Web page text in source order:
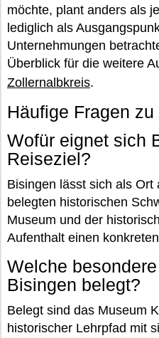
möchte, plant anders als
lediglich als
Unternehmungen
Überblick für die weitere
Zollernalbkreis.
Häufige Fragen
Wofür eignet sich
Reiseziel?
Bisingen lässt sich als
belegten historischen
Museum und der
Aufenthalt einen
Welche
Bisingen belegt?
Belegt sind das Museum
historischer Lehrpfad mit